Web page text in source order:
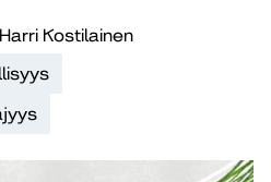
Kostilainen